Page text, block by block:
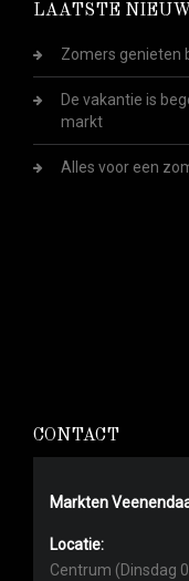
LAATSTE
Zomers genieten
De vakantie is
markt
Alles voor een
CONTACT
Markten
Locatie:
Centrum (Dinsdag